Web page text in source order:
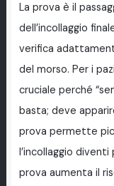
La prova è il
dell’incollaggio
verifica
del morso. Per i
cruciale perché
basta; deve
prova permette
l’incollaggio
prova aumenta il